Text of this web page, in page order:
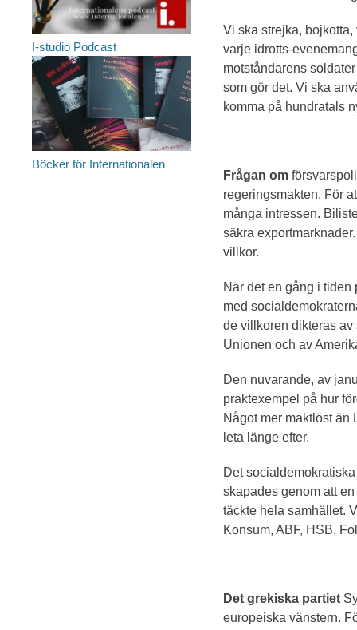
Vi ska strejka,
varje idrotts-
motståndarens
som gör det. Vi ska
komma på hundratals
Frågan om
regeringsmakten. För
många intressen.
säkra
villkor.
När det en gång i
med
de villkoren dikteras
Unionen och av
Den nuvarande, av
praktexempel på hur
Något mer maktlöst än
leta länge efter.
Det
skapades genom att
täckte hela samhället.
Konsum, ABF, HSB,
Det grekiska partiet
europeiska vänstern.
I-studio Podcast
Böcker för Internationalen